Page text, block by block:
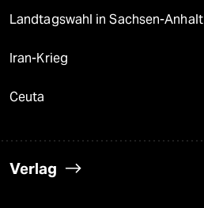
Landtagswahl in Sachsen-Anhalt
Iran-Krieg
Ceuta
Verlag